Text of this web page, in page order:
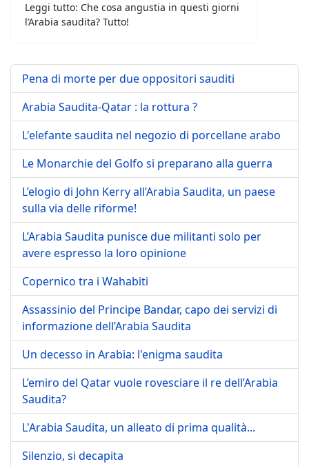
Leggi tutto: Che cosa angustia in questi giorni
l’Arabia saudita? Tutto!
Pena di morte per due oppositori sauditi
Arabia Saudita-Qatar : la rottura ?
L'elefante saudita nel negozio di porcellane arabo
Le Monarchie del Golfo si preparano alla guerra
L’elogio di John Kerry all’Arabia Saudita, un paese
sulla via delle riforme!
L’Arabia Saudita punisce due militanti solo per
avere espresso la loro opinione
Copernico tra i Wahabiti
Assassinio del Principe Bandar, capo dei servizi di
informazione dell’Arabia Saudita
Un decesso in Arabia: l'enigma saudita
L’emiro del Qatar vuole rovesciare il re dell’Arabia
Saudita?
L'Arabia Saudita, un alleato di prima qualità...
Silenzio, si decapita